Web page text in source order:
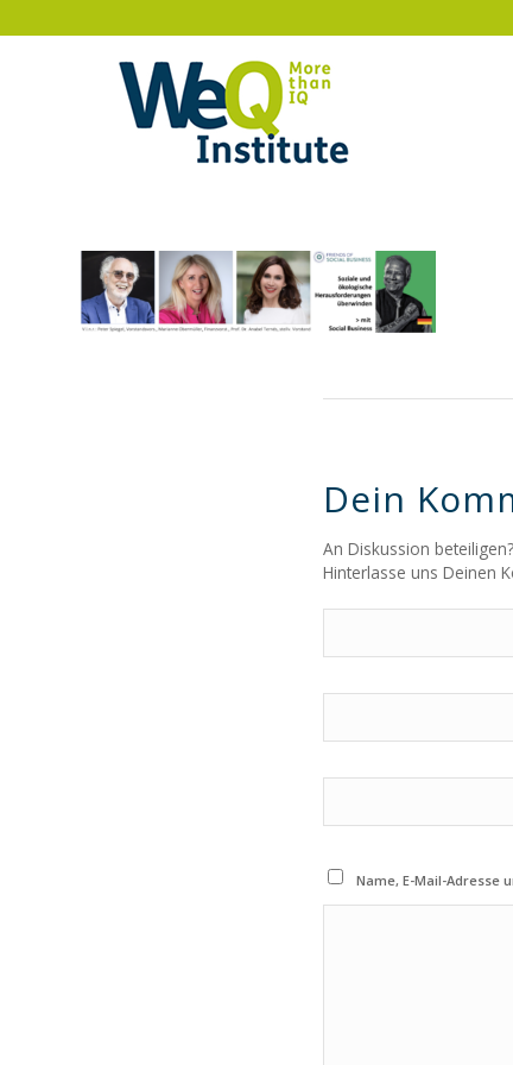
Dein
An Diskussion beteiligen?
Hinterlasse uns Deinen
Name, E-Mail-Adresse